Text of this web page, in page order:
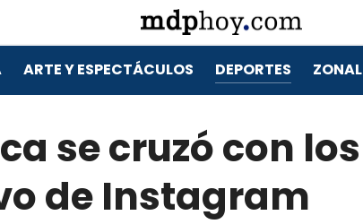
ARTE Y ESPECTÁCULOS DEPORTES ZONAL
se cruzó con los
de Instagram